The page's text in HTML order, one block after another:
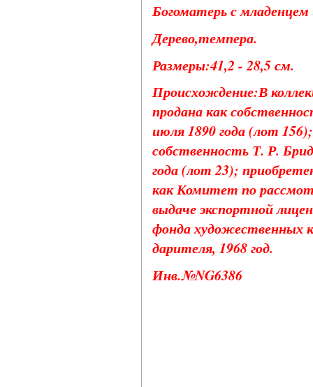
Богоматерь с
Дерево,темпера.
Размеры:41,2 - 28,5 см.
Происхождение:В
продана как
июля 1890 года (лот
собственность Т. Р.
года (лот 23);
как Комитет по
выдаче экспортной
фонда
дарителя, 1968 год.
Инв.№NG6386